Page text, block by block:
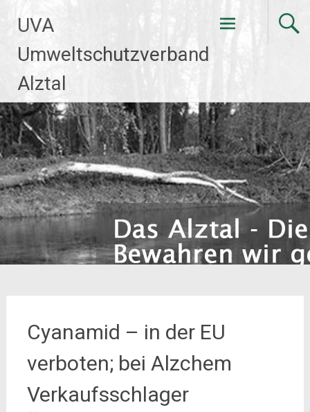
InhaltUVA
Umweltschutzverband
Alztal
Cyanamid – in der EU
verboten; bei Alzchem
Verkaufsschlager